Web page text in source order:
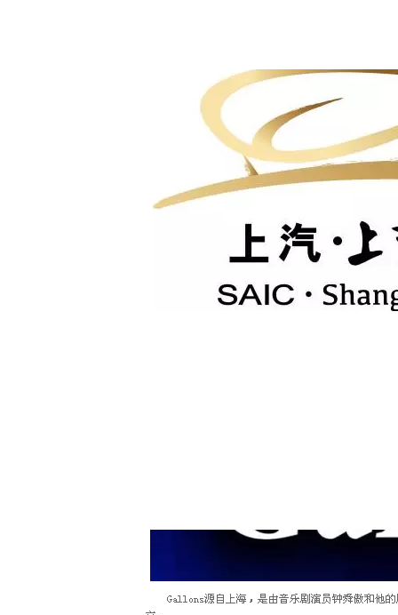
尾声我们不想说再见,我相信这份美好也会在每个人